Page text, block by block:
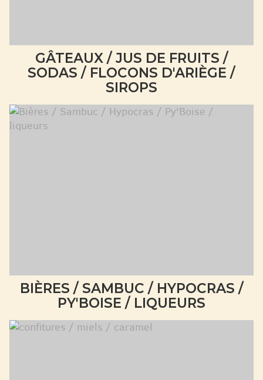
GÂTEAUX / JUS DE FRUITS /
SODAS / FLOCONS D'ARIÈGE /
SIROPS
BIÈRES / SAMBUC / HYPOCRAS /
PY'BOISE / LIQUEURS